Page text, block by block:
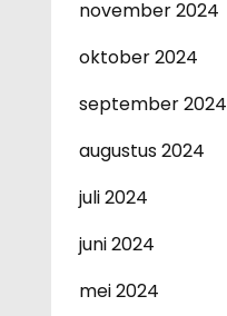
november 2024
oktober 2024
september 2024
augustus 2024
juli 2024
juni 2024
mei 2024